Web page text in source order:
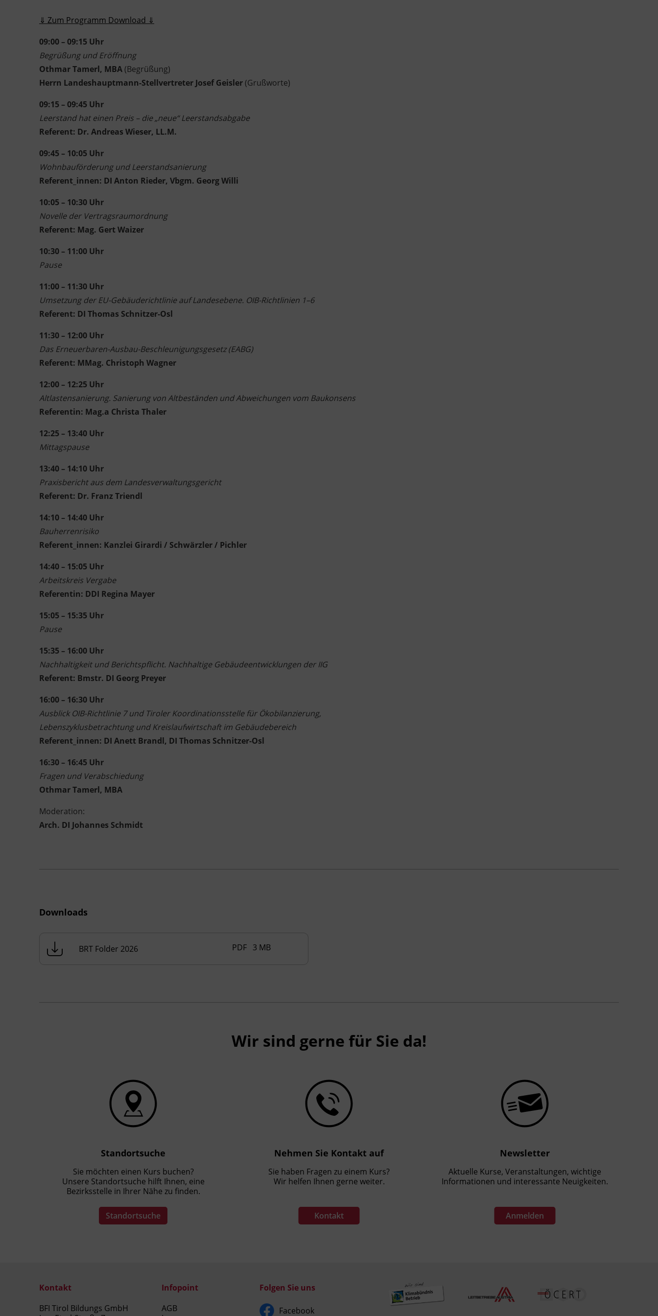
⇓ Zum Programm Download ⇓
09:00 – 09:15 Uhr
Begrüßung und Eröffnung
Othmar Tamerl, MBA (Begrüßung)
Herrn Landeshauptmann-Stellvertreter Josef Geisler (Grußworte)
09:15 – 09:45 Uhr
Leerstand hat einen Preis – die „neue“ Leerstandsabgabe
Referent: Dr. Andreas Wieser, LL.M.
09:45 – 10:05 Uhr
Wohnbauförderung und Leerstandsanierung
Referent_innen: DI Anton Rieder, Vbgm. Georg Willi
10:05 – 10:30 Uhr
Novelle der Vertragsraumordnung
Referent: Mag. Gert Waizer
10:30 – 11:00 Uhr
Pause
11:00 – 11:30 Uhr
Umsetzung der EU-Gebäuderichtlinie auf Landesebene. OIB-Richtlinien 1–6
Referent: DI Thomas Schnitzer-Osl
11:30 – 12:00 Uhr
Das Erneuerbaren-Ausbau-Beschleunigungsgesetz (EABG)
Referent: MMag. Christoph Wagner
12:00 – 12:25 Uhr
Altlastensanierung. Sanierung von Altbeständen und Abweichungen vom Baukonsens
Referentin: Mag.a Christa Thaler
12:25 – 13:40 Uhr
Mittagspause
13:40 – 14:10 Uhr
Praxisbericht aus dem Landesverwaltungsgericht
Referent: Dr. Franz Triendl
14:10 – 14:40 Uhr
Bauherrenrisiko
Referent_innen: Kanzlei Girardi / Schwärzler / Pichler
14:40 – 15:05 Uhr
Arbeitskreis Vergabe
Referentin: DDI Regina Mayer
15:05 – 15:35 Uhr
Pause
15:35 – 16:00 Uhr
Nachhaltigkeit und Berichtspflicht. Nachhaltige Gebäudeentwicklungen der IIG
Referent: Bmstr. DI Georg Preyer
16:00 – 16:30 Uhr
Ausblick OIB-Richtlinie 7 und Tiroler Koordinationsstelle für Ökobilanzierung,
Lebenszyklusbetrachtung und Kreislaufwirtschaft im Gebäudebereich
Referent_innen: DI Anett Brandl, DI Thomas Schnitzer-Osl
16:30 – 16:45 Uhr
Fragen und Verabschiedung
Othmar Tamerl, MBA
Moderation:
Arch. DI Johannes Schmidt
Downloads
BRT Folder 2026 PDF 3 MB
Wir sind gerne für Sie da!
Standortsuche
Sie möchten einen Kurs buchen?
Unsere Standortsuche hilft Ihnen, eine
Bezirksstelle in Ihrer Nähe zu finden.
Standortsuche
Nehmen Sie Kontakt auf
Sie haben Fragen zu einem Kurs?
Wir helfen Ihnen gerne weiter.
Kontakt
Newsletter
Aktuelle Kurse, Veranstaltungen, wichtige
Informationen und interessante Neuigkeiten.
Anmelden
Kontakt
BFI Tirol Bildungs GmbH
Infopoint
AGB
Folgen Sie uns
Facebook